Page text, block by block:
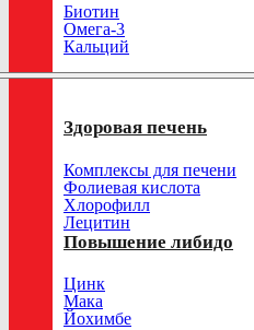
Биотин
Омега-3
Кальций
Здоровая печень
Комплексы для печени
Фолиевая кислота
Хлорофилл
Лецитин
Повышение либидо
Цинк
Мака
Йохимбе